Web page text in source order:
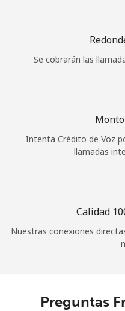
Se cobrarán las
Intenta Crédito de Voz
llamadas
Calidad
Nuestras conexiones
Preguntas